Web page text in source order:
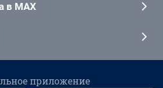
в MAX
приложение